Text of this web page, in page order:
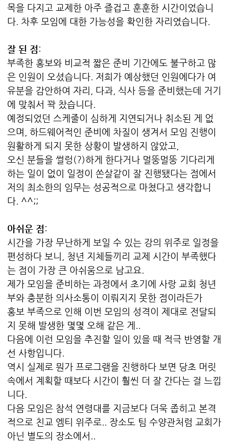
목을 다지고 교제한 아주 즐겁고 훈훈한 시간이었습니
다. 차후 모임에 대한 가능성을 확인한 자리였습니다.
잘 된 점:
부족한 홍보와 비교적 짧은 준비 기간에도 불구하고 많
은 인원이 오셨습니다. 저희가 예상했던 인원에다가 여
유분을 감안하여 자리, 다과, 식사 등을 준비했는데 거기
에 맞춰서 꽉 찼습니다.
예정되었던 스케줄이 심하게 지연되거나 취소된 게 없
으며, 하드웨어적인 준비에 차질이 생겨서 모임 진행이
원활하게 되지 못한 상황이 발생하지 않았고,
오신 분들을 썰렁(?)하게 한다거나 멀뚱멀뚱 기다리게
하는 일이 없이 일정이 쏜살같이 잘 진행됐다는 점에서
저의 최소한의 임무는 성공적으로 마쳤다고 생각합니
다. ^^;;
아쉬운 점:
시간을 가장 무난하게 보일 수 있는 강의 위주로 일정을
편성하다 보니, 청년 지체들끼리 교제 시간이 부족했다
는 점이 가장 큰 아쉬움으로 남고요.
제가 모임을 준비하는 과정에서 초기에 사랑 교회 청년
부와 충분한 의사소통이 이뤄지지 못한 점이라든가
홍보 부족으로 인해 이번 모임의 성격이 제대로 전달되
지 못해 발생한 몇몇 오해 같은 게..
다음에 이런 모임을 추진할 일이 있을 때 적극 반영할 개
선 사항입니다.
역시 실제로 뭔가 프로그램을 진행하다 보면 당초 머릿
속에서 계획할 때보다 시간이 훨씬 더 잘 간다는 걸 느낍
니다.
다음 모임은 참석 연령대를 지금보다 더욱 좁히고 본격
적으로 친교 엠티 위주로.. 장소도 팀 수양관처럼 교회가
아닌 별도의 장소에서..